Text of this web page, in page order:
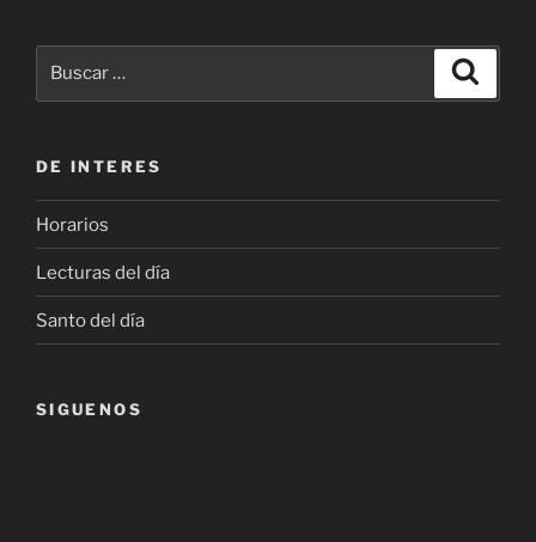
DE INTERES
Horarios
Lecturas del día
Santo del día
SIGUENOS